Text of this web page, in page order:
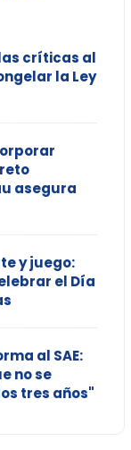
críticas al
la Ley
asegura
y juego:
el Día
al SAE:
no se
tres años"